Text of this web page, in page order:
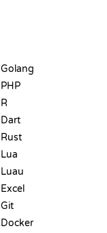
Golang
PHP
R
Dart
Rust
Lua
Luau
Excel
Git
Docker